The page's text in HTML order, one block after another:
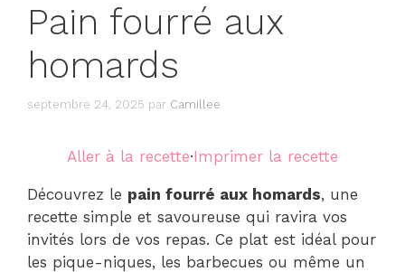
Pain fourré aux
homards
septembre 24, 2025 par Camillee
Aller à la recette·Imprimer la recette
Découvrez le pain fourré aux homards, une
recette simple et savoureuse qui ravira vos
invités lors de vos repas. Ce plat est idéal pour
les pique-niques, les barbecues ou même un